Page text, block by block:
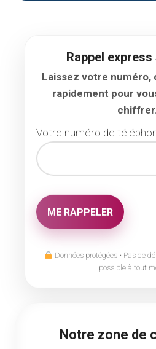
Rappel express
Laissez votre numéro,
rapidement pour
chiffrer.
Votre numéro de
Données protégées • Pas de
possible à tout
Notre zone de